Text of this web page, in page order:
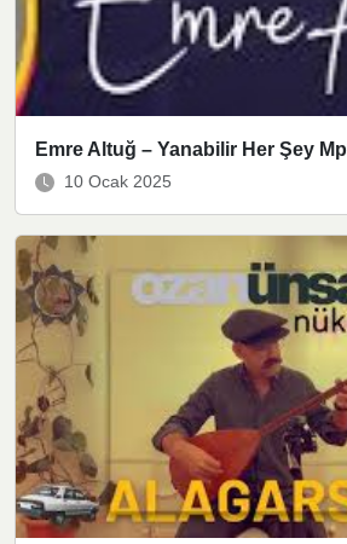
Emre Altuğ – Yanabilir Her Şey
10 Ocak 2025